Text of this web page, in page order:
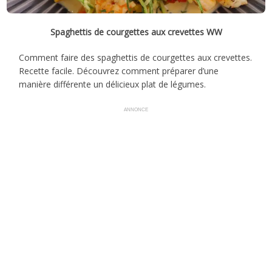
Spaghettis de courgettes aux crevettes WW
Comment faire des spaghettis de courgettes aux crevettes.
Recette facile. Découvrez comment préparer d’une
manière différente un délicieux plat de légumes.
ANNONCE